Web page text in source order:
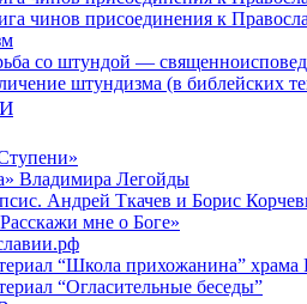
чинов присоединения к
со штундой —
штундизма (в библейских
Владимира Легойды
Андрей Ткачев и Борис
мне о Боге»
“Школа прихожанина” храма
“Огласительные беседы”